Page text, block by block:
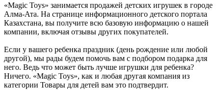
«Magic Toys» занимается продажей детских игрушек в городе
Алма-Ата. На странице информационного детского портала
Казахстана, вы получите всю базовую информацию о нашей
компании, включая отзывы других покупателей.
Если у вашего ребенка праздник (день рождение или любой
другой), мы рады будем помочь вам с подбором подарка для
него. Ведь что может быть лучше игрушки для ребенка?
Ничего. «Magic Toys», как и любая другая компания из
категории Товары для детей вам это подтвердит.